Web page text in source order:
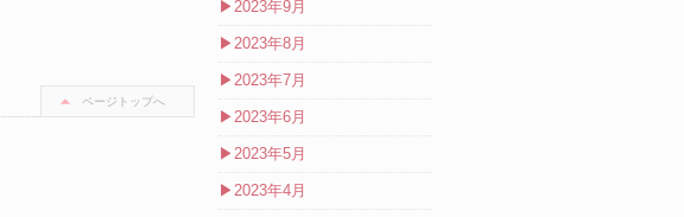
ページトップへ
▶2023年9月
▶2023年8月
▶2023年7月
▶2023年6月
▶2023年5月
▶2023年4月